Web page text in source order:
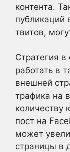
контента.
публикаций
твитов,
Стратегия
работать в
внешней
трафика на
количеству
пост на
может
страницы в